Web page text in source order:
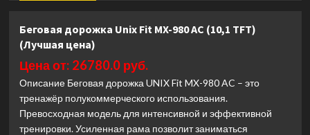
дорожка
Unix
Fit
T-
1500
PRO
(27
TFT)
Беговая дорожка Unix Fit MX-980 AC (10,1 TFT)
(Лучшая цена)
Цена от: 26780.0 руб.
Описание Беговая дорожка UNIX Fit MX-980 AC – это
тренажёр полукоммерческого использования.
Превосходная модель для интенсивной и эффективной
тренировки. Усиленная рама позволит заниматься